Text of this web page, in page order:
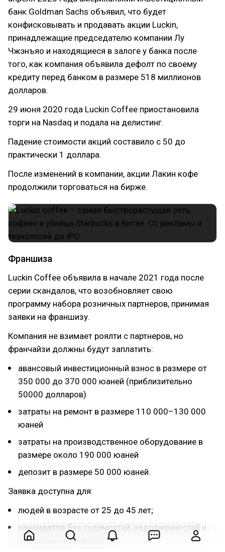
банк Goldman Sachs объявил, что будет
конфисковывать и продавать акции Luckin,
принадлежащие председателю компании Лу
Чжэнъяо и находящиеся в залоге у банка после
того, как компания объявила дефолт по своему
кредиту перед банком в размере 518 миллионов
долларов.
29 июня 2020 года Luckin Coffee приостановила
торги на Nasdaq и подала на делистинг.
Падение стоимости акций составило с 50 до
практически 1 доллара.
После изменений в компании, акции Лакин кофе
продолжили торговаться на бирже.
Франшиза
Luckin Coffee объявила в начале 2021 года после
серии скандалов, что возобновляет свою
программу набора розничных партнеров, принимая
заявки на франшизу.
Компания не взимает роялти с партнеров, но
франчайзи должны будут заплатить:
авансовый инвестиционный взнос в размере от
350 000 до 370 000 юаней (приблизительно
50000 долларов)
затраты на ремонт в размере 110 000–130 000
юаней
затраты на производственное оборудование в
размере около 190 000 юаней
депозит в размере 50 000 юаней.
Заявка доступна для:
людей в возрасте от 25 до 45 лет;
кандидатов без судимостей, задолженностей и
непогашенных кредитов;